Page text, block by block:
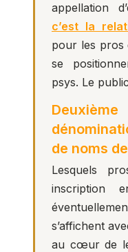
appellation
c’est la
pour les pros
se
psys. Le
de noms
Lesquels
inscription
s’affichent
au cœur de